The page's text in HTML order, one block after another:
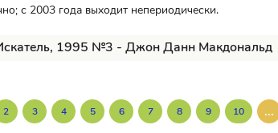
с 2003 года выходит непериодически.
1995 №3 - Джон Данн Макдональд
2 3 4 5 6 7 8 9 10 ...